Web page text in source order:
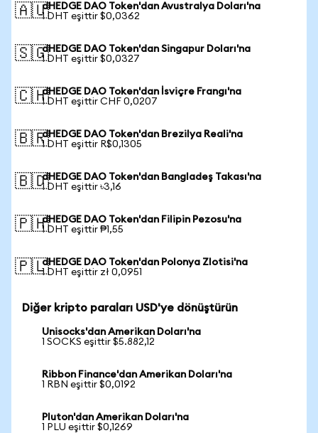
🇦🇺dHEDGE DAO Token'dan Avustralya Doları'na
1 DHT eşittir $0,0362
🇸🇬dHEDGE DAO Token'dan Singapur Doları'na
1 DHT eşittir $0,0327
🇨🇭dHEDGE DAO Token'dan İsviçre Frangı'na
1 DHT eşittir CHF 0,0207
🇧🇷dHEDGE DAO Token'dan Brezilya Reali'na
1 DHT eşittir R$0,1305
🇧🇩dHEDGE DAO Token'dan Bangladeş Takası'na
1 DHT eşittir ৳3,16
🇵🇭dHEDGE DAO Token'dan Filipin Pezosu'na
1 DHT eşittir ₱1,55
🇵🇱dHEDGE DAO Token'dan Polonya Zlotisi'na
1 DHT eşittir zł 0,0951
Diğer kripto paraları USD'ye dönüştürün
Unisocks'dan Amerikan Doları'na
1 SOCKS eşittir $5.882,12
Ribbon Finance'dan Amerikan Doları'na
1 RBN eşittir $0,0192
Pluton'dan Amerikan Doları'na
1 PLU eşittir $0,1269